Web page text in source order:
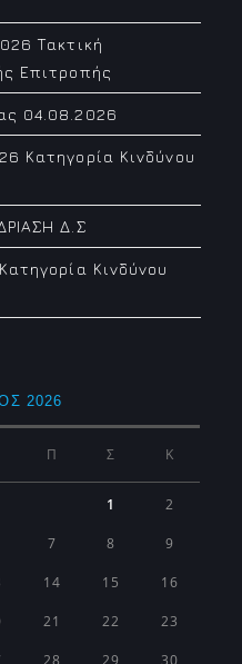
Τακτική
Επιτροπής
04.08.2026
Κατηγορία Κινδύνου
Δ.Σ
Κινδύνου
2026
Π Σ Κ
1 2
7 8 9
14 15 16
21 22 23
28 29 30